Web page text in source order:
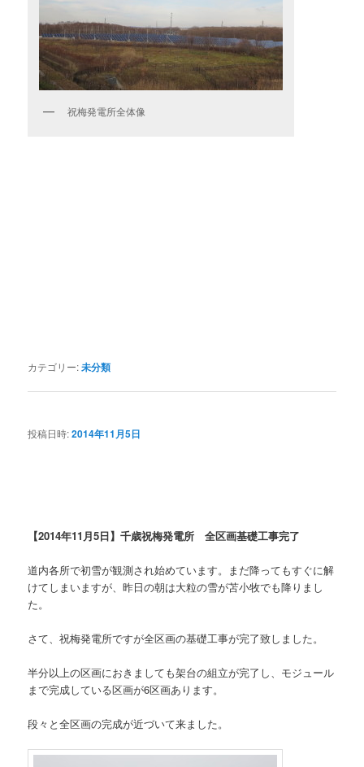
祝梅発電所全体像
カテゴリー:未分類
投稿日時:2014年11月5日
【2014年11月5日】千歳祝梅発電所 全区画基礎工事完了
道内各所で初雪が観測され始めています。まだ降ってもすぐに解
けてしまいますが、昨日の朝は大粒の雪が苫小牧でも降りまし
た。
さて、祝梅発電所ですが全区画の基礎工事が完了致しました。
半分以上の区画におきましても架台の組立が完了し、モジュール
まで完成している区画が6区画あります。
段々と全区画の完成が近づいて来ました。